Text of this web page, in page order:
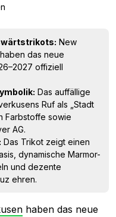
New
das neue
offiziell
Das auffällige
Ruf als „Stadt
Farbstoffe sowie
AG.
Das Trikot zeigt einen
dynamische Marmor-
und dezente
ehren.
haben das neue